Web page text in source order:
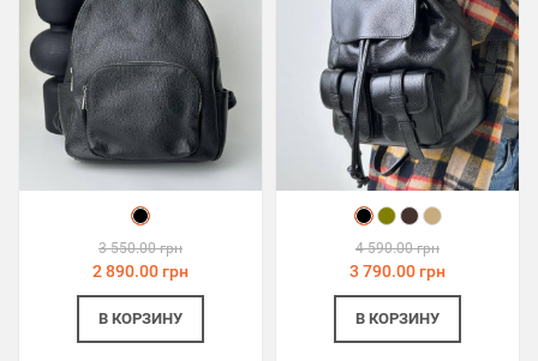
3 550.00 грн
2 890.00 грн
В КОРЗИНУ
4 590.00 грн
3 790.00 грн
В КОРЗИНУ